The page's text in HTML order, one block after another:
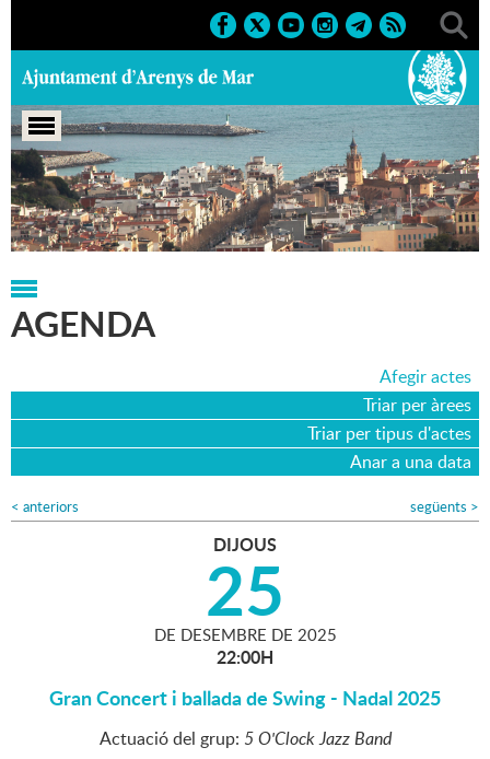
Portada > Agenda > 25-12-2025
AGENDA
Afegir actes
Triar per àrees
Triar per tipus d'actes
Anar a una data
< anteriors següents >
DIJOUS
25
DE DESEMBRE DE 2025
22:00H
Gran Concert i ballada de Swing - Nadal 2025
Actuació del grup: 5 O'Clock Jazz Band